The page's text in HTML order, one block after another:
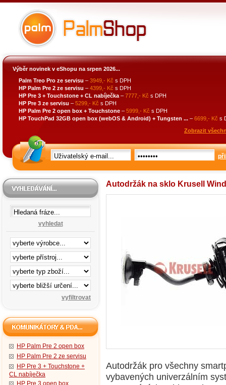
Výběr novinek v eShopu na srpen 2026...
Palm Treo Pro ze servisu – 3949,- Kč s DPH
HP Palm Pre 2 ze servisu – 4399,- Kč s DPH
HP Pre 3 + Touchstone + CL nabíječka – 7777,- Kč s DPH
HP Pre 3 ze servisu – 5299,- Kč s DPH
HP Palm Pre 2 open box + Touchstone – 5999,- Kč s DPH
HP TouchPad 32GB open box (webOS & Android) + Tungsten ... – 6699,- Kč s
Zobrazit
vyhledat
HP Palm Pre 2 open box
HP Palm Pre 2 ze servisu
HP Pre 3 + Touchstone +
CL nabíječka
HP Pre 3 open box
Autodržák na sklo Krusell
Autodržák pro všechny
vybavených univerzálním